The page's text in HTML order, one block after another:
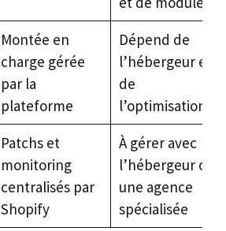
Montée en
charge gérée
par la
plateforme
Dépend de
l’hébergeur et
de
l’optimisation
Patchs et
monitoring
centralisés par
Shopify
À gérer avec
l’hébergeur ou
une agence
spécialisée